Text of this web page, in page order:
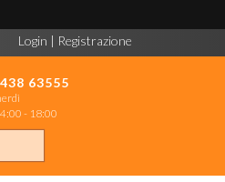
Login | Registrazione
63555
- 18:00